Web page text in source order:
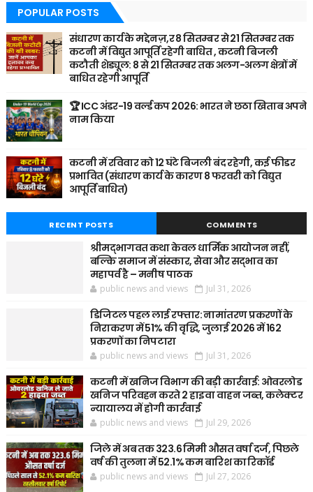
POPULAR POSTS
संधारण कार्य के मद्देनज़,र 8 सितम्बर से 21 सितम्बर तक
कटनी में विद्युत आपूर्ति रहेगी बाधित , कटनी बिजली
कटौती शेड्यूल: 8 से 21 सितम्बर तक अलग-अलग क्षेत्रों में
बाधित रहेगी आपूर्ति
🏆 ICC अंडर-19 वर्ल्ड कप 2026: भारत ने छठा खिताब अपने
नाम किया
कटनी में रविवार को 12 घंटे बिजली बंद रहेगी, कई फीडर
प्रभावित (संधारण कार्य के कारण 8 फरवरी को विद्युत
आपूर्ति बाधित)
RECENT POSTS COMMENTS
श्रीमद्भागवत कथा केवल धार्मिक आयोजन नहीं,
बल्कि समाज में संस्कार, सेवा और सद्भाव का
महापर्व है – मनीष पाठक
public news and views Jul 31, 2026
डिजिटल पहल लाई रफ्तार: नामांतरण प्रकरणों के
निराकरण में 51% की वृद्धि, जुलाई 2026 में 162
प्रकरणों का निपटारा
public news and views Jul 31, 2026
कटनी में खनिज विभाग की बड़ी कार्रवाई: ओवरलोड
खनिज परिवहन करते 2 हाइवा वाहन जब्त, कलेक्टर
न्यायालय में होगी कार्रवाई
public news and views Jul 29, 2026
जिले में अब तक 323.6 मिमी औसत वर्षा दर्ज, पिछले
वर्ष की तुलना में 52.1% कम बारिश का रिकॉर्ड
public news and views Jul 27, 2026